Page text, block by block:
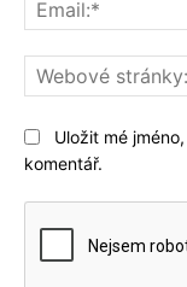
Uložit mé
komentář.